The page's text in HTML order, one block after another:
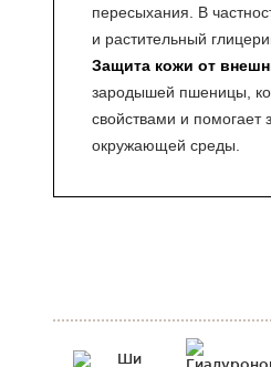
пересыхания. В
и растительный
Защита кожи от
зародышей пшеницы,
свойствами и помогает
окружающей среды.